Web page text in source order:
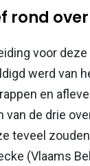
rond
voor
werd van
en
van de drie
teveel
(Vlaams